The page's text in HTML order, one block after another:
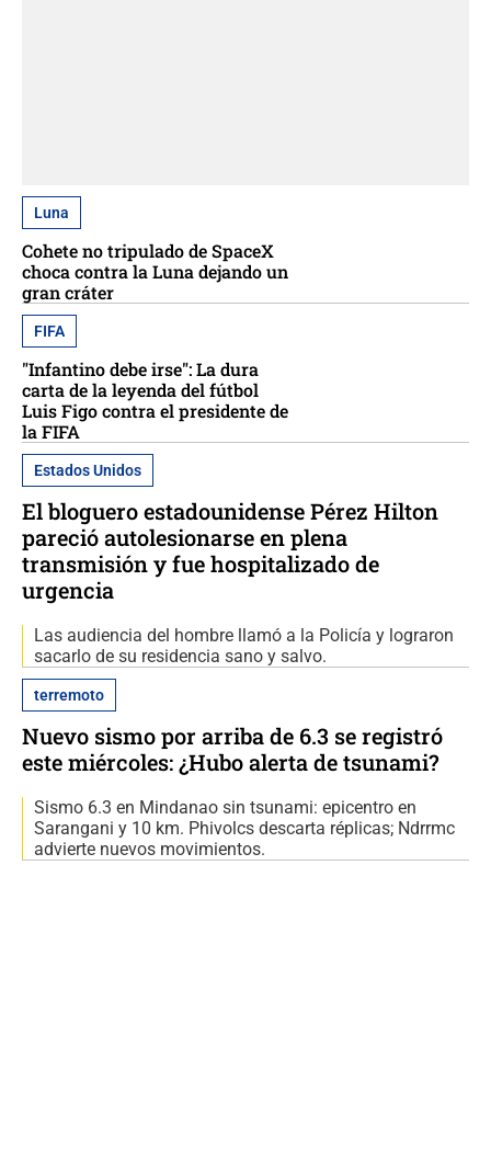
Luna
Cohete no tripulado de SpaceX
choca contra la Luna dejando un
gran cráter
FIFA
"Infantino debe irse": La dura
carta de la leyenda del fútbol
Luis Figo contra el presidente de
la FIFA
Estados Unidos
El bloguero estadounidense Pérez Hilton
pareció autolesionarse en plena
transmisión y fue hospitalizado de
urgencia
Las audiencia del hombre llamó a la Policía y lograron
sacarlo de su residencia sano y salvo.
terremoto
Nuevo sismo por arriba de 6.3 se registró
este miércoles: ¿Hubo alerta de tsunami?
Sismo 6.3 en Mindanao sin tsunami: epicentro en
Sarangani y 10 km. Phivolcs descarta réplicas; Ndrrmc
advierte nuevos movimientos.